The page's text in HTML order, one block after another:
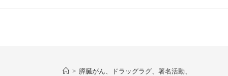
> 膵臓がん、ドラッグラグ、署名活動、